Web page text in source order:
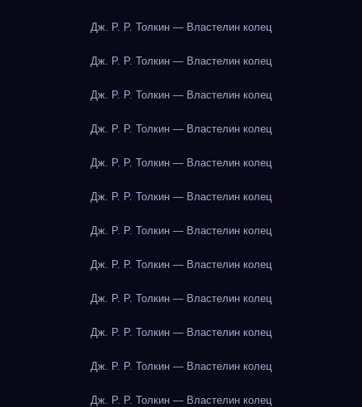
Дж. Р. Р. Толкин — Властелин колец
Дж. Р. Р. Толкин — Властелин колец
Дж. Р. Р. Толкин — Властелин колец
Дж. Р. Р. Толкин — Властелин колец
Дж. Р. Р. Толкин — Властелин колец
Дж. Р. Р. Толкин — Властелин колец
Дж. Р. Р. Толкин — Властелин колец
Дж. Р. Р. Толкин — Властелин колец
Дж. Р. Р. Толкин — Властелин колец
Дж. Р. Р. Толкин — Властелин колец
Дж. Р. Р. Толкин — Властелин колец
Дж. Р. Р. Толкин — Властелин колец